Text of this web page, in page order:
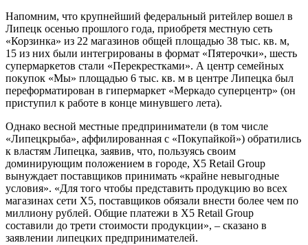
Напомним, что крупнейший федеральный ритейлер вошел в
Липецк осенью прошлого года, приобретя местную сеть
«Корзинка» из 22 магазинов общей площадью 38 тыс. кв. м,
15 из них были интегрированы в формат «Пятерочки», шесть
супермаркетов стали «Перекрестками». А центр семейных
покупок «Мы» площадью 6 тыс. кв. м в центре Липецка был
переформатирован в гипермаркет «Меркадо суперцентр» (он
приступил к работе в конце минувшего лета).
Однако весной местные предприниматели (в том числе
«Липецкрыба», аффилированная с «Покупайкой») обратились
к властям Липецка, заявив, что, пользуясь своим
доминирующим положением в городе, X5 Retail Group
вынуждает поставщиков принимать «крайне невыгодные
условия». «Для того чтобы представить продукцию во всех
магазинах сети X5, поставщиков обязали внести более чем по
миллиону рублей. Общие платежи в X5 Retail Group
составили до трети стоимости продукции», – сказано в
заявлении липецких предпринимателей.